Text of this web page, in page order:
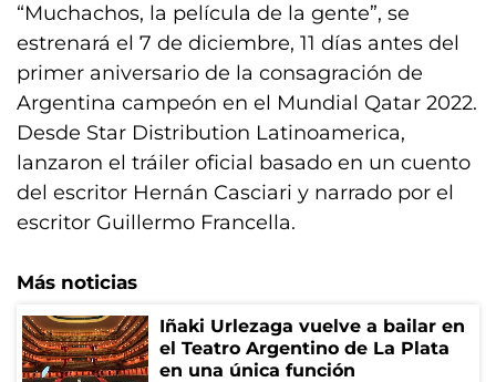
“Muchachos, la película de la gente”, se
estrenará el 7 de diciembre, 11 días antes del
primer aniversario de la consagración de
Argentina campeón en el Mundial Qatar 2022.
Desde Star Distribution Latinoamerica,
lanzaron el tráiler oficial basado en un cuento
del escritor Hernán Casciari y narrado por el
escritor Guillermo Francella.
Más noticias
Iñaki Urlezaga vuelve a bailar en
el Teatro Argentino de La Plata
en una única función